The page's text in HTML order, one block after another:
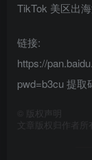
TikTok 美区出
链接:
https://
pwd=b3cu 提取
版权声明
文章版权归作者所